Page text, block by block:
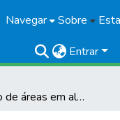
Navegar Sobre
Entrar
Setorização de áreas em alto e muito alto risco a movimentos de massa, enchentes e inundações: Guaraciaba, Santa Catarina